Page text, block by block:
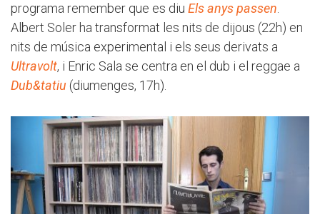
programa remember que es diu Els anys passen.
Albert Soler ha transformat les nits de dijous (22h) en
nits de música experimental i els seus derivats a
Ultravolt, i Enric Sala se centra en el dub i el reggae a
Dub&tatiu (diumenges, 17h).